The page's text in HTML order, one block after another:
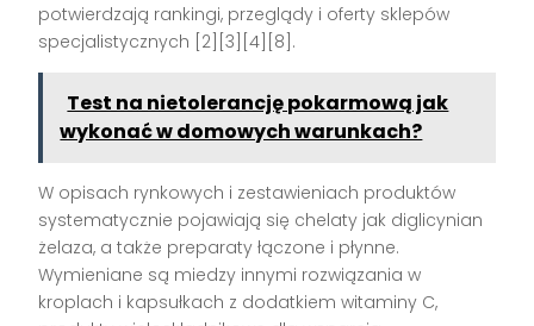
potwierdzają rankingi, przeglądy i oferty sklepów
specjalistycznych [2][3][4][8].
Test na nietolerancję pokarmową jak
wykonać w domowych warunkach?
W opisach rynkowych i zestawieniach produktów
systematycznie pojawiają się chelaty jak diglicynian
żelaza, a także preparaty łączone i płynne.
Wymieniane są miedzy innymi rozwiązania w
kroplach i kapsułkach z dodatkiem witaminy C,